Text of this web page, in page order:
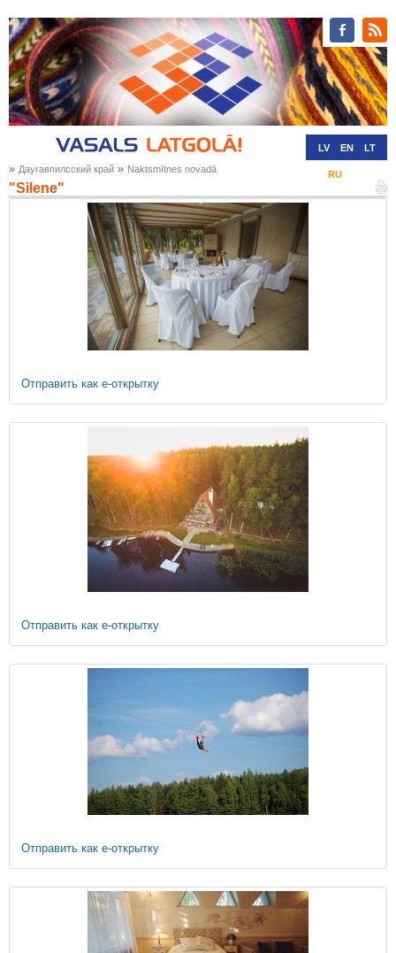
LV EN LT
RU
» Даугавпилсский край » Naktsmītnes novadā
"Silene"
Отправить как е-открытку
Отправить как е-открытку
Отправить как е-открытку